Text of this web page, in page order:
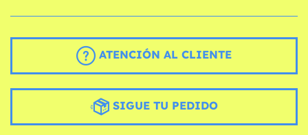
ATENCIÓN AL CLIENTE
SIGUE TU PEDIDO